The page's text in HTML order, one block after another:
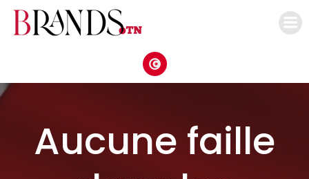
Aucune faille